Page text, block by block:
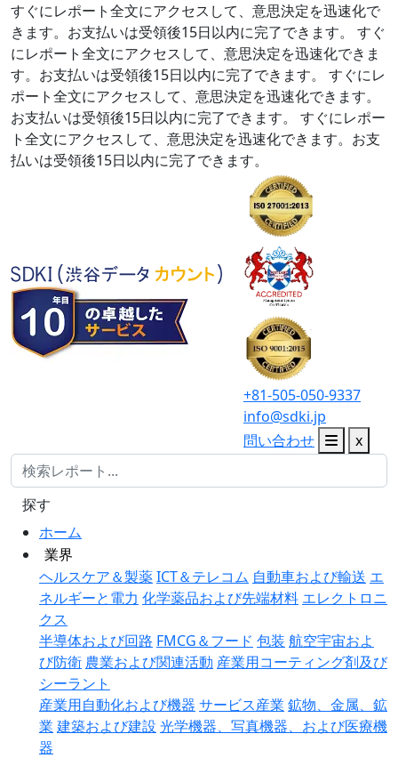
すぐにレポート全文にアクセスして、意思決定を迅速化で
きます。お支払いは受領後15日以内に完了できます。
すぐ
にレポート全文にアクセスして、意思決定を迅速化できま
す。お支払いは受領後15日以内に完了できます。
すぐにレ
ポート全文にアクセスして、意思決定を迅速化できます。
お支払いは受領後15日以内に完了できます。
すぐにレポー
ト全文にアクセスして、意思決定を迅速化できます。お支
払いは受領後15日以内に完了できます。
+81-505-050-9337
info@sdki.jp
問い合わせ
x
ホーム
業界
ヘルスケア＆製薬ICT＆テレコム 自動車および輸送 エ
ネルギーと電力 化学薬品および先端材料 エレクトロニ
クス
半導体および回路 FMCG＆フード 包装 航空宇宙およ
び防衛 農業および関連活動 産業用コーティング剤及び
シーラント
産業用自動化および機器 サービス産業 鉱物、金属、鉱
業 建築および建設 光学機器、写真機器、および医療機
器
探す